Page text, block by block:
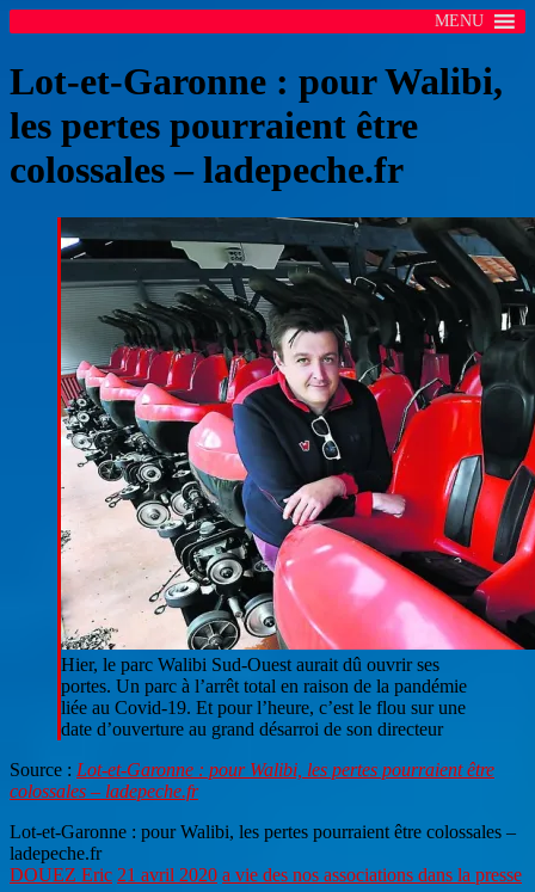
MENU
Lot-et-Garonne : pour Walibi,
les pertes pourraient être
colossales – ladepeche.fr
Hier, le parc Walibi Sud-Ouest aurait dû ouvrir ses
portes. Un parc à l’arrêt total en raison de la pandémie
liée au Covid-19. Et pour l’heure, c’est le flou sur une
date d’ouverture au grand désarroi de son directeur
Source : Lot-et-Garonne : pour Walibi, les pertes pourraient être
colossales – ladepeche.fr
Lot-et-Garonne : pour Walibi, les pertes pourraient être colossales –
ladepeche.fr
DOUEZ Eric 21 avril 2020 a vie des nos associations dans la presse